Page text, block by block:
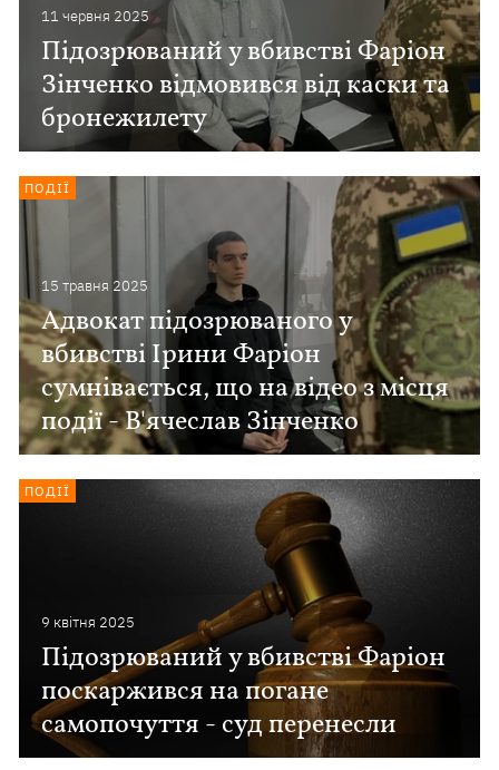
11 червня 2025
Підозрюваний у вбивстві Фаріон
Зінченко відмовився від каски та
бронежилету
15 травня 2025
Адвокат підозрюваного у
вбивстві Ірини Фаріон
сумнівається, що на відео з місця
події - В'ячеслав Зінченко
ПОДІЇ
9 квiтня 2025
Підозрюваний у вбивстві Фаріон
поскаржився на погане
самопочуття - суд перенесли
ПОДІЇ